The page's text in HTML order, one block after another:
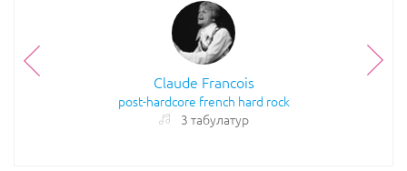
Claude Francois
post-hardcore french hard rock
3 табулатур